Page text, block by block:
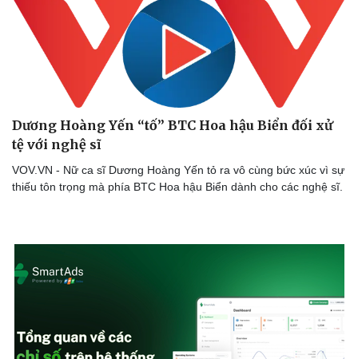
Cây thuốc
Sản phụ khoa
Nam khoa
Làm đẹp - giảm cân
Đời sống
Blog
Dương Hoàng Yến “tố” BTC Hoa hậu Biển đối xử
tệ với nghệ sĩ
VOV.VN - Nữ ca sĩ Dương Hoàng Yến tỏ ra vô cùng bức xúc vì sự
thiếu tôn trọng mà phía BTC Hoa hậu Biển dành cho các nghệ sĩ.